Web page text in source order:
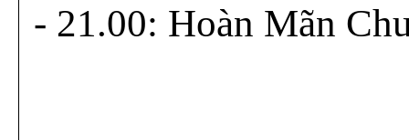
- 21.00: Hoàn Mãn